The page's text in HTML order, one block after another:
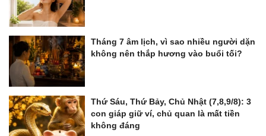
Tháng 7 âm lịch, vì sao nhiều người dặn
không nên thắp hương vào buổi tối?
Thứ Sáu, Thứ Bảy, Chủ Nhật (7,8,9/8): 3
con giáp giữ ví, chủ quan là mất tiền
không đáng